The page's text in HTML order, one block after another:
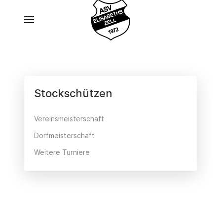
Stockschützen
Vereinsmeisterschaft
Dorfmeisterschaft
Weitere Turniere